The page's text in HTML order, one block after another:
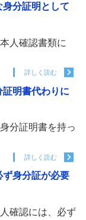
分証明として
人確認書類に
詳しく読む
明書代わりに
分証明書を持っ
詳しく読む
ず身分証が必要
確認には、必ず